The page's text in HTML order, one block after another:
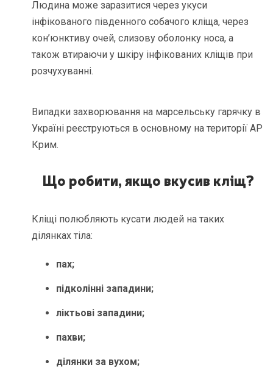
Людина може заразитися через укуси
інфікованого південного собачого кліща, через
кон’юнктиву очей, слизову оболонку носа, а
також втираючи у шкіру інфікованих кліщів при
розчухуванні.
Випадки захворювання на марсельську гарячку в
Україні реєструються в основному на території АР
Крим.
Що робити, якщо вкусив кліщ?
Кліщі полюбляють кусати людей на таких
ділянках тіла:
пах;
підколінні западини;
ліктьові западини;
пахви;
ділянки за вухом;